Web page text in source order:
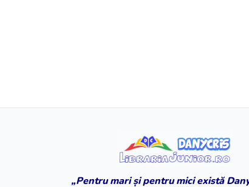
„Pentru mari și pentru mici există